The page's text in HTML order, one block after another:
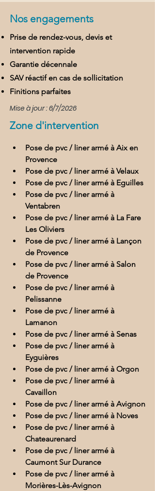
Nos engagements
Prise de rendez-vous, devis et
intervention rapide
Garantie décennale
SAV réactif en cas de sollicitation
Finitions parfaites
Mise à jour : 6/7/2026
Zone d'intervention
Pose de pvc / liner armé à Aix en
Provence
Pose de pvc / liner armé à Velaux
Pose de pvc / liner armé à Eguilles
Pose de pvc / liner armé à
Ventabren
Pose de pvc / liner armé à La Fare
Les Oliviers
Pose de pvc / liner armé à Lançon
de Provence
Pose de pvc / liner armé à Salon
de Provence
Pose de pvc / liner armé à
Pelissanne
Pose de pvc / liner armé à
Lamanon
Pose de pvc / liner armé à Senas
Pose de pvc / liner armé à
Eyguières
Pose de pvc / liner armé à Orgon
Pose de pvc / liner armé à
Cavaillon
Pose de pvc / liner armé à Avignon
Pose de pvc / liner armé à Noves
Pose de pvc / liner armé à
Chateaurenard
Pose de pvc / liner armé à
Caumont Sur Durance
Pose de pvc / liner armé à
Morières-Lès-Avignon